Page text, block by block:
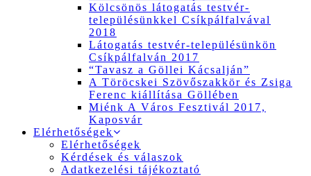
Kölcsönös látogatás testvér-
településünkkel Csíkpálfalvával
2018
Látogatás testvér-településünkön
Csíkpálfalván 2017
“Tavasz a Göllei Kácsalján”
A Töröcskei Szövőszakkör és Zsiga
Ferenc kiállítása Göllében
Miénk A Város Fesztivál 2017,
Kaposvár
Elérhetőségek
Elérhetőségek
Kérdések és válaszok
Adatkezelési tájékoztató